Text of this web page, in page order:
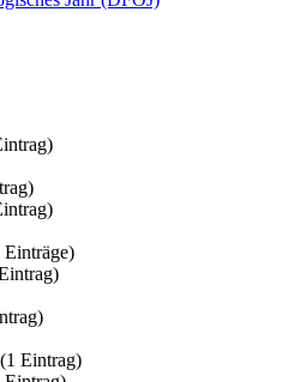
Einträge)
(1 Eintrag)